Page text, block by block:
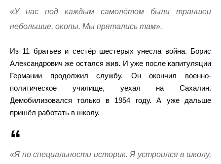
«У нас под каждым самолётом были траншеи
небольшие, окопы. Мы прятались там».
Из 11 братьев и сестёр шестерых унесла война. Борис
Александрович же остался жив. И уже после капитуляции
Германии продолжил службу. Он окончил военно-
политическое училище, уехал на Сахалин.
Демобилизовался только в 1954 году. А уже дальше
пришёл работать в школу.
«Я по специальности историк. Я устроился в школу,